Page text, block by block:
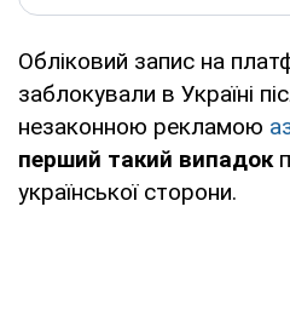
Обліковий запис на
заблокували в Україні
незаконною рекламою
перший такий випадок
української сторони.